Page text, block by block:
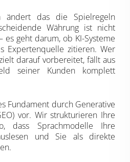
ändert das die Spielregeln
Währung ist nicht
es geht darum, ob KI-Systeme
Expertenquelle zitieren. Wer
darauf vorbereitet, fällt aus
seiner Kunden komplett
Fundament durch Generative
vor. Wir strukturieren Ihre
dass Sprachmodelle Ihre
und Sie als direkte